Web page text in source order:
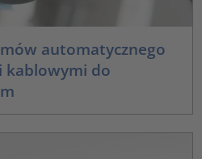
automatycznego
kablowymi do